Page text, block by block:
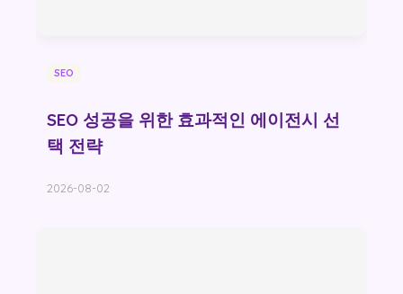
SEO
SEO 성공을 위한 효과적인 에이전시 선
택 전략
2026-08-02